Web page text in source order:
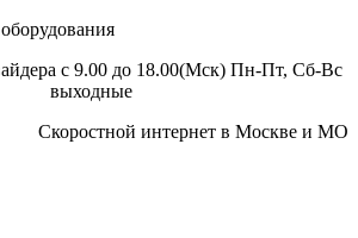
с 9.00 до 18.00(Мск) Пн-Пт, Сб-Вс
выходные
Скоростной интернет в Москве и МО